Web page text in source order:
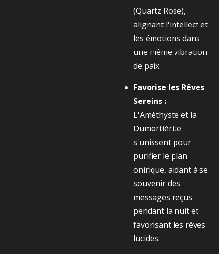
(Quartz Rose),
alignant l'intellect et
les émotions dans
une même vibration
de paix.
Favorise les Rêves
Sereins :
L'Améthyste et la
Dumortiérite
s'unissent pour
purifier le plan
onirique, aidant à se
souvenir des
messages reçus
pendant la nuit et
favorisant les rêves
lucides.